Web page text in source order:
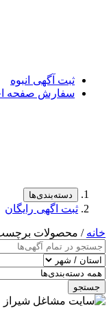
ثبت آگهی انبوه
سفارش صفحه
دسته‌بندی‌ها
ثبت اگهی رایگان
خانه / محصولات برچسب
جستجو